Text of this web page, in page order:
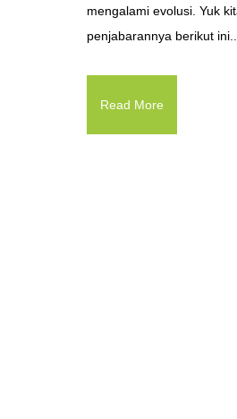
mengalami evolusi. Yuk
penjabarannya berikut ini....
Read More